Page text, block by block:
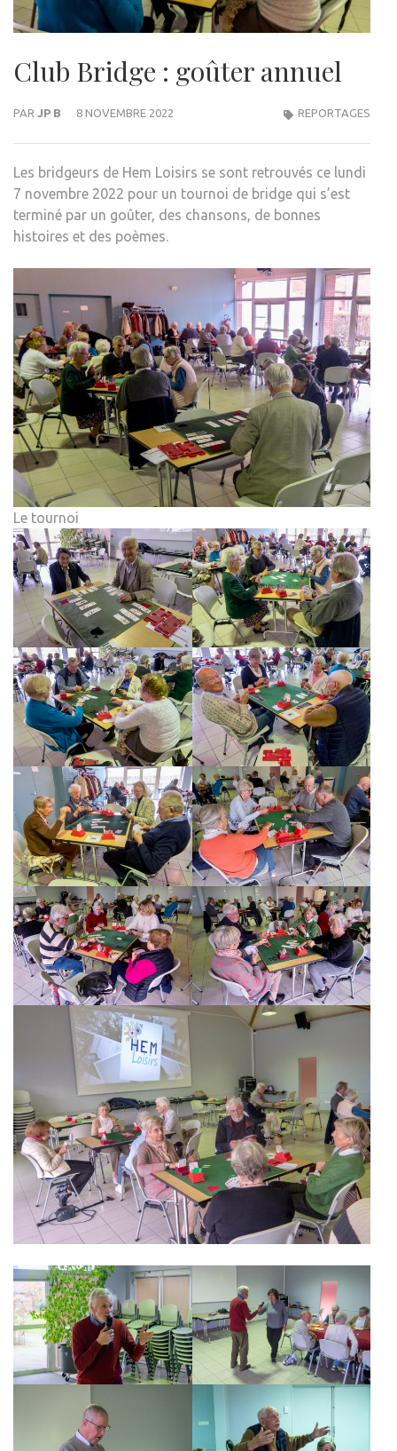
Club Bridge : goûter annuel
PAR JP B 8 NOVEMBRE 2022 REPORTAGES
Les bridgeurs de Hem Loisirs se sont retrouvés ce lundi
7 novembre 2022 pour un tournoi de bridge qui s’est
terminé par un goûter, des chansons, de bonnes
histoires et des poèmes.
Le tournoi